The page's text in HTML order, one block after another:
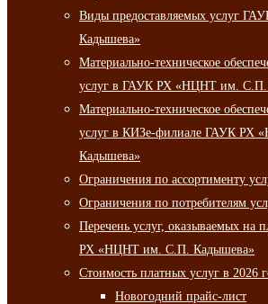
Виды предоставляемых услуг
Кадышева»
Материально-техническое
услуг в ГАУК РХ «НЦНТ им. С.П.
Материально-техническое
услуг в КИЗе-филиале ГАУК РХ
Кадышева»
Ограничения по ассортименту
Ограничения по потребителям
Перечень услуг, оказываемых на
РХ «НЦНТ им. С.П. Кадышева»
Стоимость платных услуг в 2026
Новогодний прайс-лист